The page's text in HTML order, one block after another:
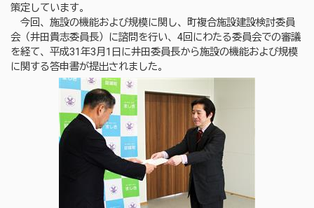
策定しています。
今回、施設の機能および規模に関し、町複合施設建設検討委員
会（井田貴志委員長）に諮問を行い、4回にわたる委員会での審議
を経て、平成31年3月1日に井田委員長から施設の機能および規模
に関する答申書が提出されました。